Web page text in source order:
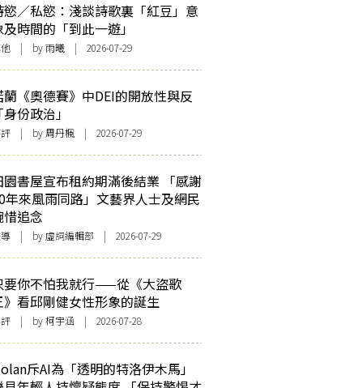
慾／私慾：淺談詩歌裏「紅豆」意
及時間的「到此一遊」
| by 雨曦 | 2026-07-29
蘭《奧德賽》中DEI的開放性與反
「身份政治」
| by 周丹楓 | 2026-07-29
園書屋宣布租約期滿後結業 「感謝
年來風雨同路」文藝界人士及網民
惜追念
| by 虛詞編輯部 | 2026-07-29
要你不怕我就行——從《大盜歌
》看邱剛健女性形象的誕生
| by 柯宇涵 | 2026-07-28
斥AI為「透明的特洛伊木馬」